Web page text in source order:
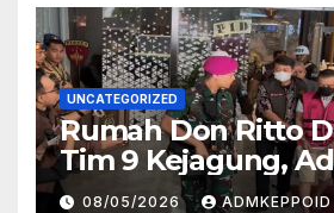
UNCATEGORIZED
Rumah Don Ritto
Tim 9 Kejagung,
Balik Kasus TPPU
08/05/2026 ADMKEPPOID